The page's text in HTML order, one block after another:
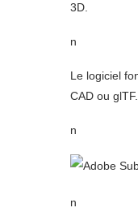
3D.
n
Le logiciel
CAD ou glTF.
n
n